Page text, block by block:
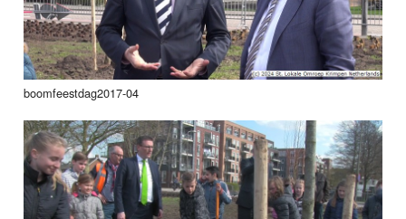
boomfeestdag2017-04